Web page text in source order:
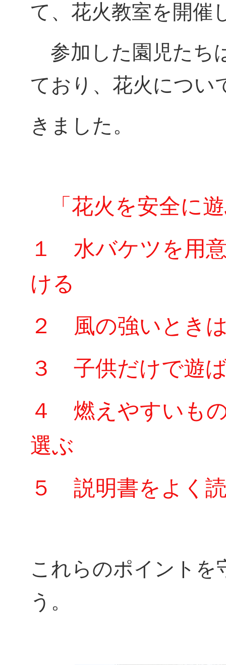
て、花火教室を開催
参加した園児たち
ており、花火につい
きました。
「花火を安全に
１ 水バケツを用
ける
２ 風の強いとき
３ 子供だけで遊
４ 燃えやすいも
選ぶ
５ 説明書をよく
これらのポイントを
う。